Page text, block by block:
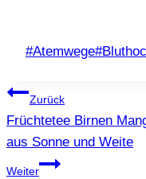
Schlagworte:
#Atemwege#
Zurück
Früchtetee Birnen
aus Sonne und Weite
Weiter